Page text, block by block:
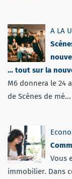
A LA
… tout sur la
M6 donnera le 24
de Scènes de mé...
Vous
immobilier. Dans